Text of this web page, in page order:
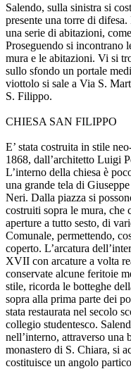
Salendo, sulla sinistra si
presente una torre di
una serie di abitazioni,
Proseguendo si incontrano
mura e le abitazioni. Vi si
sullo sfondo un portale
viottolo si sale a Via S.
S. Filippo.
CHIESA SAN FILIPPO
E’ stata costruita in stile
1868, dall’architetto Luigi
L’interno della chiesa è
una grande tela di
Neri. Dalla piazza si
costruiti sopra le mura, che
aperture a tutto sesto, di
Comunale, permettendo,
coperto. L’arcatura
XVII con arcature a volta
conservate alcune feritoie
stile, ricorda le botteghe
sopra alla prima parte dei
stata restaurata nel secolo
collegio studentesco.
nell’interno, attraverso una
monastero di S. Chiara, si
costituisce un angolo